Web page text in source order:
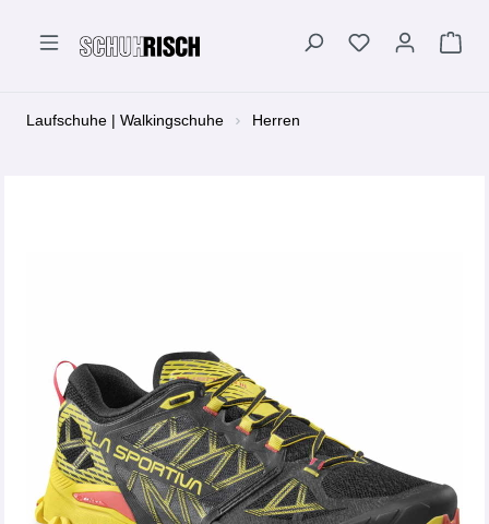
Laufschuhe | Walkingschuhe Herren